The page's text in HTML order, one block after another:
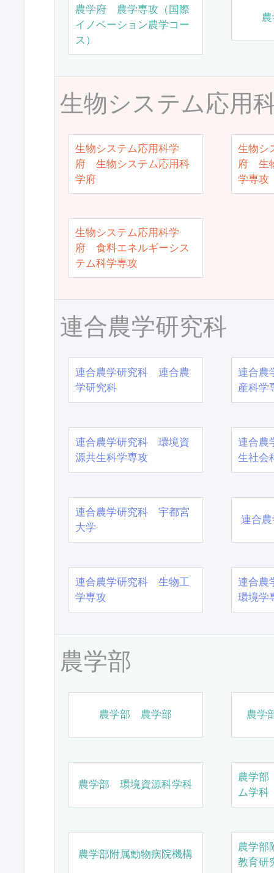
農学府 農学専攻（国際
イノベーション農学コー
ス）
生物システム応用
生物システム応用科学
府 生物システム応用科
学府
生物シ
府 生
学専攻
生物システム応用科学
府 食料エネルギーシス
テム科学専攻
連合農学研究科
連合農学研究科 連合農
学研究科
連合農
産科学
連合農学研究科 環境資
源共生科学専攻
連合農
生社会
連合農学研究科 宇都宮
大学
連合
連合農学研究科 生物工
学専攻
連合農
環境学
農学部
農学部 農学部 農学
農学部 環境資源科学科
農学
ム学科
農学部附属動物病院機構
農学部
教育研